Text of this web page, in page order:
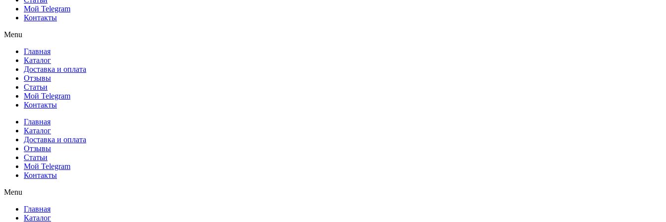
Мой Telegram
Контакты
Menu
Главная
Каталог
Доставка и оплата
Отзывы
Статьи
Мой Telegram
Контакты
Главная
Каталог
Доставка и оплата
Отзывы
Статьи
Мой Telegram
Контакты
Menu
Главная
Каталог